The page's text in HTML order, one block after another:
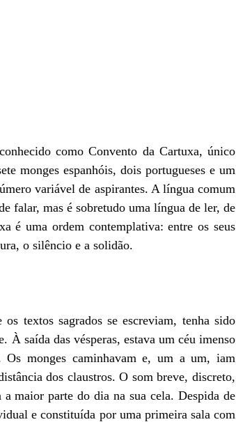
como Convento da Cartuxa, único
monges espanhóis, dois portugueses e um
variável de aspirantes. A língua comum
falar, mas é sobretudo uma língua de ler, de
é uma ordem contemplativa: entre os seus
o silêncio e a solidão.
textos sagrados se escreviam, tenha sido
À saída das vésperas, estava um céu imenso
monges caminhavam e, um a um, iam
dos claustros. O som breve, discreto,
a maior parte do dia na sua cela. Despida de
e constituída por uma primeira sala com